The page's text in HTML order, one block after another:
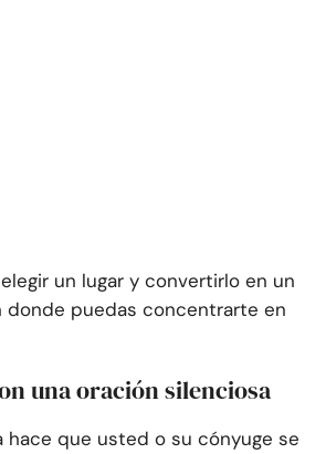
un lugar y convertirlo en un
donde puedas concentrarte en
una oración silenciosa
hace que usted o su cónyuge se